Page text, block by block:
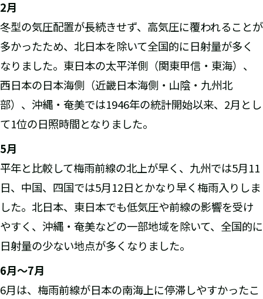
2月
冬型の気圧配置が長続きせず、高気圧に覆われることが
多かったため、北日本を除いて全国的に日射量が多く
なりました。東日本の太平洋側（関東甲信・東海）、
西日本の日本海側（近畿日本海側・山陰・九州北
部）、沖縄・奄美では1946年の統計開始以来、2月とし
て1位の日照時間となりました。
5月
平年と比較して梅雨前線の北上が早く、九州では5月11
日、中国、四国では5月12日とかなり早く梅雨入りしま
した。北日本、東日本でも低気圧や前線の影響を受け
やすく、沖縄・奄美などの一部地域を除いて、全国的に
日射量の少ない地点が多くなりました。
6月～7月
6月は、梅雨前線が日本の南海上に停滞しやすかったこ